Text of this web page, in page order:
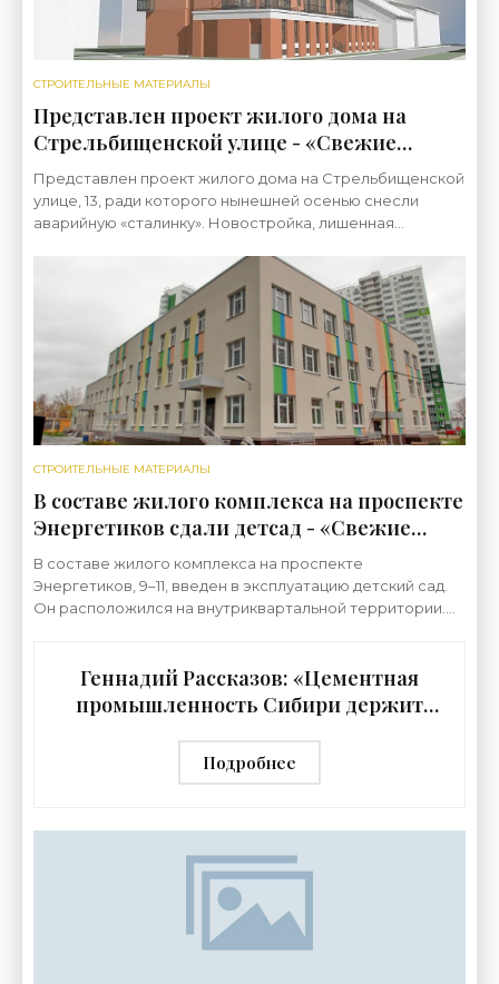
СТРОИТЕЛЬНЫЕ МАТЕРИАЛЫ
Представлен проект жилого дома на
Стрельбищенской улице - «Свежие
новости строительства»
Представлен проект жилого дома на Стрельбищенской
улице, 13, ради которого нынешней осенью снесли
аварийную «сталинку». Новостройка, лишенная
СТРОИТЕЛЬНЫЕ МАТЕРИАЛЫ
В составе жилого комплекса на проспекте
Энергетиков сдали детсад - «Свежие
новости строительства»
В составе жилого комплекса на проспекте
Энергетиков, 9–11, введен в эксплуатацию детский сад.
Он расположился на внутриквартальной территории.
Геннадий Рассказов: «Цементная
промышленность Сибири держит
Подробнее